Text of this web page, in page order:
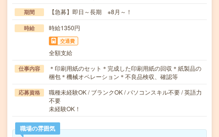
期間 【急募】即日～長期 ※8月～！
時給 時給1350円
交通費
全額支給
仕事内容
＊印刷用紙のセット＊完成した印刷用紙の回収＊紙製品の
梱包＊機械オペレーション＊不良品検収、確認等
応募資格
職種未経験OK / ブランクOK / パソコンスキル不要 / 英語力
不要
未経験OK！
職場の雰囲気